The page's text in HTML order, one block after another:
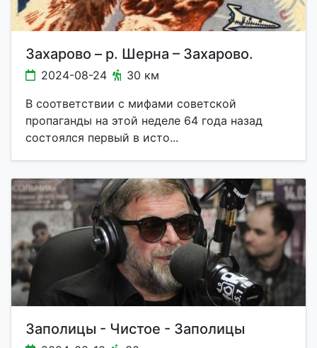
Захарово – р. Шерна – Захарово.
2024-08-24
30 км
В соответствии с мифами советской
пропаганды на этой неделе 64 года назад
состоялся первый в исто...
Заполицы - Чистое - Заполицы